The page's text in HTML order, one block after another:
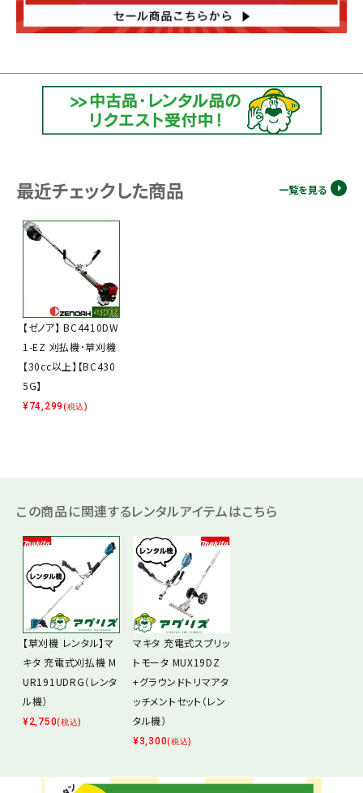
最近チェックした商品 一覧を見る
【ゼノア】 BC4410DW
1-EZ 刈払機･草刈機
【30cc以上】【BC430
5G】
¥74,299(税込)
この商品に関連するレンタルアイテムはこちら
【草刈機 レンタル】マ
キタ 充電式刈払機 M
UR191UDRG（レンタ
ル機）
¥2,750(税込)
マキタ 充電式スプリッ
トモータ MUX19DZ
+グラウンドトリマアタ
ッチメントセット（レン
タル機）
¥3,300(税込)